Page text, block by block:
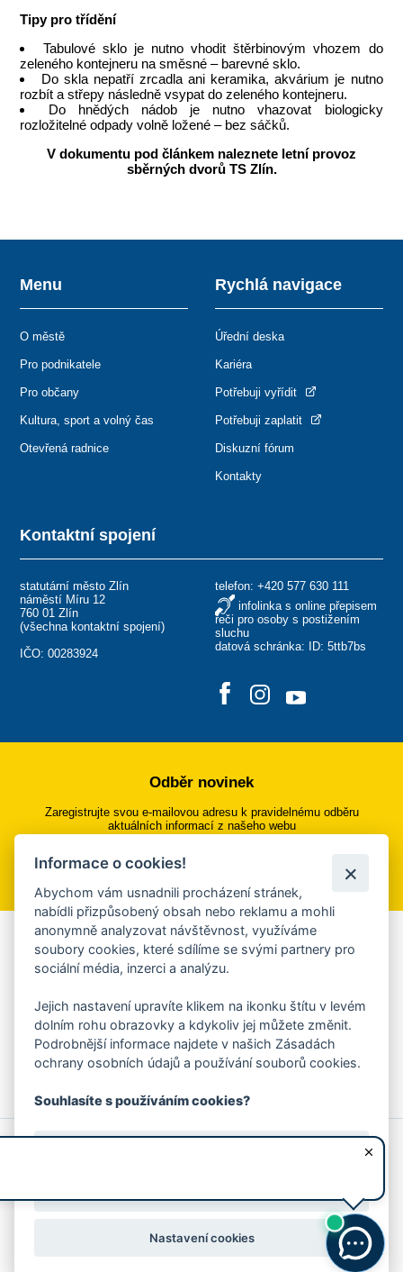
Tipy pro třídění
Tabulové sklo je nutno vhodit štěrbinovým vhozem do
zeleného kontejneru na směsné – barevné sklo.
Do skla nepatří zrcadla ani keramika, akvárium je nutno
rozbít a střepy následně vsypat do zeleného kontejneru.
Do hnědých nádob je nutno vhazovat biologicky
rozložitelné odpady volně ložené – bez sáčků.
V dokumentu pod článkem naleznete letní provoz
sběrných dvorů TS Zlín.
Kontaktní spojení
statutární město Zlín
náměstí Míru 12
760 01 Zlín
(všechna kontaktní spojení)
IČO: 00283924
telefon: +420 577 630 111
infolinka s online přepisem
řeči pro osoby s postižením
sluchu
datová schránka: ID: 5ttb7bs
Menu
O městě
Pro podnikatele
Pro občany
Kultura, sport a volný čas
Otevřená radnice
Rychlá navigace
Úřední deska
Kariéra
Potřebuji vyřídit
Potřebuji zaplatit
Diskuzní fórum
Kontakty
Odběr novinek
Zaregistrujte svou e-mailovou adresu k pravidelnému odběru
aktuálních informací z našeho webu
Přihlásit se k odběru
Aplikace Mobilní rozhlas
Chcete dostávat do svého mobilu či mailu upozornění na
ankety, pozvánky na kulturní a sportovní akce?
Více informací o aplikaci
© 2026 Magistrát města Zlína
Prohlášení o používání cookies
Informace o cookies!
Abychom vám usnadnili procházení stránek,
nabídli přizpůsobený obsah nebo reklamu a mohli
anonymně analyzovat návštěvnost, využíváme
soubory cookies, které sdílíme se svými partnery pro
sociální média, inzerci a analýzu.
Jejich nastavení upravíte klikem na ikonku štítu v levém
dolním rohu obrazovky a kdykoliv jej můžete změnit.
Podrobnější informace najdete v našich Zásadách
ochrany osobních údajů a používání souborů cookies.
Souhlasíte s používáním cookies?
Nastavení cookies